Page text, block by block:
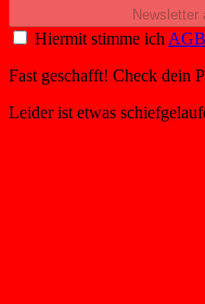
Newsletter
Hiermit stimme ich AGB
Fast geschafft! Check dein
Leider ist etwas